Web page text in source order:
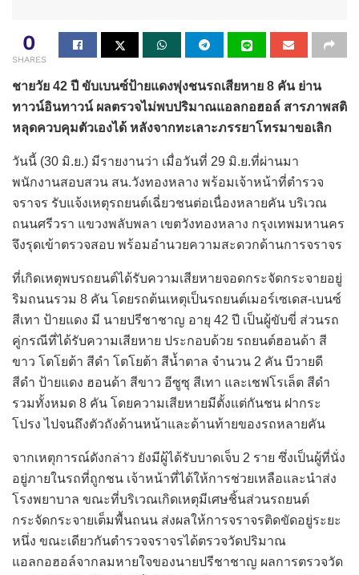
0
SHARES
ชายวัย 42 ปี ขับเบนซ์ป้ายแดงพุ่งชนรถเสียหาย 8 คัน ย่าน
ทาวน์อินทาวน์ ผลตรวจไม่พบปริมาณแอลกอฮอล์ สารภาพสติ
หลุดควบคุมตัวเองได้ หลังจากทะเลาะภรรยาโทรมาขอเลิก
วันนี้ (30 มิ.ย.) มีรายงานว่า เมื่อวันที่ 29 มิ.ย.ที่ผ่านมา
พนักงานสอบสวน สน.วังทองหลาง พร้อมเจ้าหน้าที่ตำรวจ
จราจร รับแจ้งเหตุรถยนต์เฉี่ยวชนต่อเนื่องหลายคัน บริเวณ
ถนนศรีวรา แขวงพลับพลา เขตวังทองหลาง กรุงเทพมหานคร
จึงรุดเข้าตรวจสอบ พร้อมอำนวยความสะดวกด้านการจราจร
ที่เกิดเหตุพบรถยนต์ได้รับความเสียหายจอดกระจัดกระจายอยู่
ริมถนนรวม 8 คัน โดยรถต้นเหตุเป็นรถยนต์เมอร์เซเดส-เบนซ์
สีเทา ป้ายแดง มี นายปรีชาชาญ อายุ 42 ปี เป็นผู้ขับขี่ ส่วนรถ
คู่กรณีที่ได้รับความเสียหาย ประกอบด้วย รถยนต์ฮอนด้า สี
ขาว โตโยต้า สีดำ โตโยต้า สีน้ำตาล จำนวน 2 คัน บีวายดี
สีดำ ป้ายแดง ฮอนด้า สีขาว อีซูซุ สีเทา และเชฟโรเล็ต สีดำ
รวมทั้งหมด 8 คัน โดยความเสียหายมีตั้งแต่กันชน ฝากระ
โปรง ไปจนถึงตัวถังด้านหน้าและด้านท้ายของรถหลายคัน
จากเหตุการณ์ดังกล่าว ยังมีผู้ได้รับบาดเจ็บ 2 ราย ซึ่งเป็นผู้ที่นั่ง
อยู่ภายในรถที่ถูกชน เจ้าหน้าที่ได้ให้การช่วยเหลือและนำส่ง
โรงพยาบาล ขณะที่บริเวณเกิดเหตุมีเศษชิ้นส่วนรถยนต์
กระจัดกระจายเต็มพื้นถนน ส่งผลให้การจราจรติดขัดอยู่ระยะ
หนึ่ง ขณะเดียวกันตำรวจจราจรได้ตรวจวัดปริมาณ
แอลกอฮอล์จากลมหายใจของนายปรีชาชาญ ผลการตรวจวัด